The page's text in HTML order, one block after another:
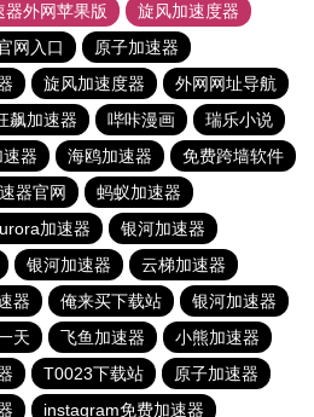
器外网苹果版
旋风加速度器
网入口
原子加速器
旋风加速度器
外网网址导航
飙加速器 哔咔漫画
瑞乐小说
器 海鸥加速器
免费跨墙软件
器官网
蚂蚁加速器
加速器
银河加速器
银河加速器
云梯加速器
器 俺来买下载站
银河加速器
天 飞鱼加速器
小熊加速器
T0023下载站
原子加速器
instagram免费加速器